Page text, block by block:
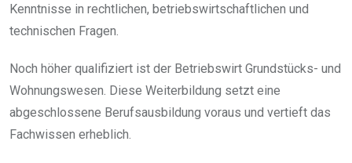
Kenntnisse in rechtlichen, betriebswirtschaftlichen und
technischen Fragen.
Noch höher qualifiziert ist der Betriebswirt Grundstücks- und
Wohnungswesen. Diese Weiterbildung setzt eine
abgeschlossene Berufsausbildung voraus und vertieft das
Fachwissen erheblich.